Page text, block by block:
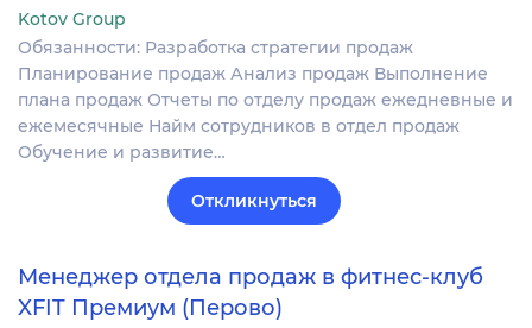
Kotov Group
Обязанности: Разработка стратегии продаж
Планирование продаж Анализ продаж Выполнение
плана продаж Отчеты по отделу продаж ежедневные и
ежемесячные Найм сотрудников в отдел продаж
Обучение и развитие…
Откликнуться
Менеджер отдела продаж в фитнес-клуб
XFIT Премиум (Перово)